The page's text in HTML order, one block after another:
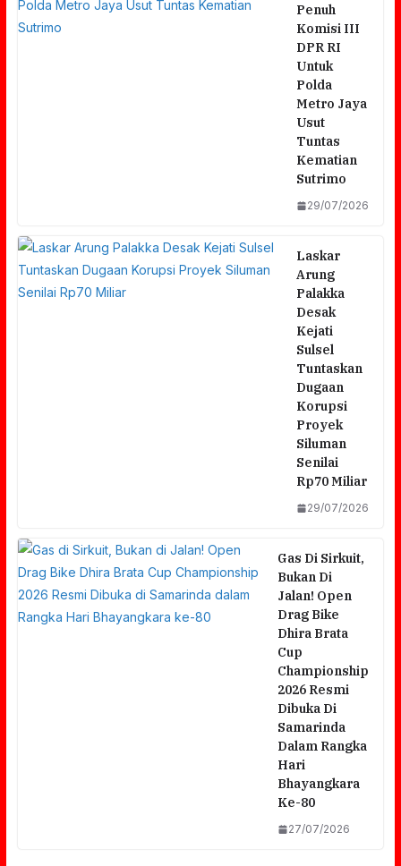
Penuh
Komisi III
DPR RI
Untuk
Polda
Metro Jaya
Usut
Tuntas
Kematian
Sutrimo
29/07/2026
Laskar
Arung
Palakka
Desak
Kejati
Sulsel
Tuntaskan
Dugaan
Korupsi
Proyek
Siluman
Senilai
Rp70 Miliar
29/07/2026
Gas Di Sirkuit,
Bukan Di
Jalan! Open
Drag Bike
Dhira Brata
Cup
Championship
2026 Resmi
Dibuka Di
Samarinda
Dalam Rangka
Hari
Bhayangkara
Ke-80
27/07/2026
Diduga Ingkari Surat Pernyataan, Pegawai
Puskesmas Pohjentrek Dipersoalkan; Klaim